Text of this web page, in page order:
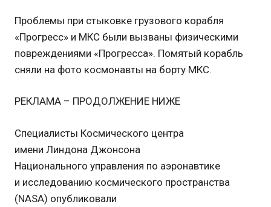
Проблемы при стыковке грузового корабля
«Прогресс» и МКС были вызваны физическими
повреждениями «Прогресса». Помятый корабль
сняли на фото космонавты на борту МКС.
РЕКЛАМА – ПРОДОЛЖЕНИЕ НИЖЕ
Специалисты Космического центра
имени Линдона Джонсона
Национального управления по аэронавтике
и исследованию космического пространства
(NASA) опубликовали